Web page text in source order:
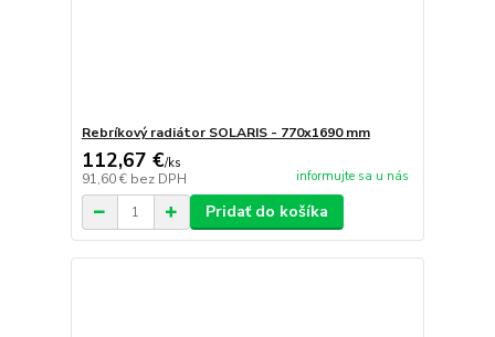
Rebríkový radiátor SOLARIS - 770x1690 mm
112,67 €/ks
91,60 € bez DPH informujte sa u nás
Pridať do košíka